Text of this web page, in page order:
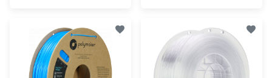
rapide
rapide